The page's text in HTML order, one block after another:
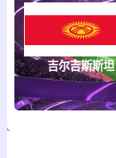
吉尔吉斯斯坦